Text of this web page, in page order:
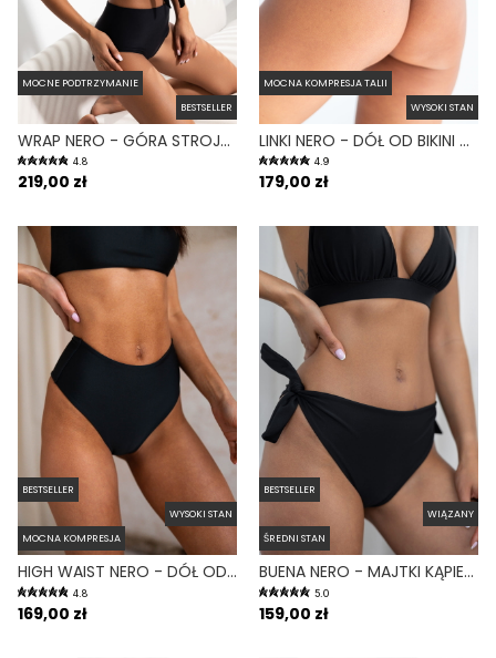
MOCNE PODTRZYMANIE
BESTSELLER
WRAP NERO - GÓRA STROJU KĄPIELOWEGO NA DUŻY BIUST REGULOWANY OBWÓD CZARNY
4.8
219,00 zł
MOCNA KOMPRESJA TALII
WYSOKI STAN
LINKI NERO - DÓŁ OD BIKINI WYSOKI STAN BRAZYLIANY CZARNY
4.9
179,00 zł
BESTSELLER
WYSOKI STAN
MOCNA KOMPRESJA
HIGH WAIST NERO - DÓŁ OD BIKINI WYSOKI STAN FIGI CZARNY
4.8
169,00 zł
BESTSELLER
WIĄZANY
ŚREDNI STAN
BUENA NERO - MAJTKI KĄPIELOWE WIĄZANE CZARNY
5.0
159,00 zł